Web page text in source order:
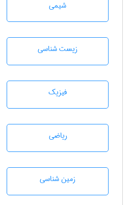
شيمی
زيست شناسی
فیزیک
رياضی
زمين شناسی